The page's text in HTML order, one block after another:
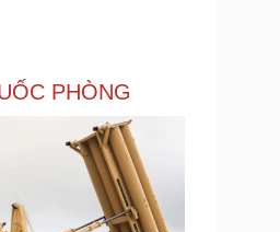
Chứng khoán
Sành điệu
PHÒNG